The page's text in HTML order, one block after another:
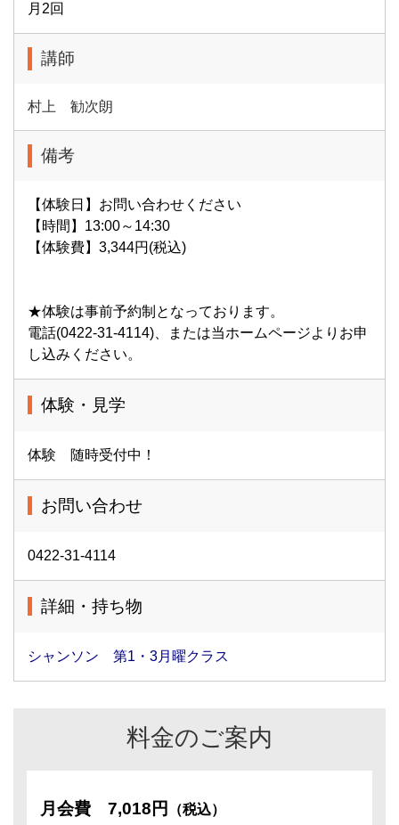
月2回
講師
村上 勧次朗
備考
【体験日】お問い合わせください
【時間】13:00～14:30
【体験費】3,344円(税込)
★体験は事前予約制となっております。
電話(0422-31-4114)、または当ホームページよりお申
し込みください。
体験・見学
体験 随時受付中！
お問い合わせ
0422-31-4114
詳細・持ち物
シャンソン 第1・3月曜クラス
料金のご案内
月会費 7,018円 （税込）